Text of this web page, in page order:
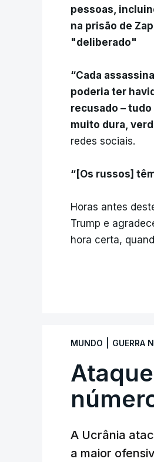
pessoas,
na prisão de
"deliberado"
“Cada
poderia ter
recusado –
muito dura,
redes sociais.
“[Os russos]
Horas antes
Trump e
hora certa,
MUNDO GUERRA
A Ucrânia
a maior